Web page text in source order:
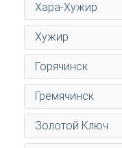
Хара-Хужир
Хужир
Горячинск
Гремячинск
Золотой Ключ